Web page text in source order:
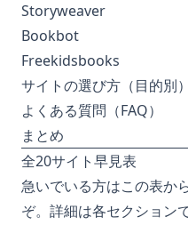
Storyweaver
Bookbot
Freekidsbooks
サイトの選び方（目的別）
よくある質問（FAQ）
まとめ
全20サイト早見表
急いでいる方はこの表か
ぞ。詳細は各セクション